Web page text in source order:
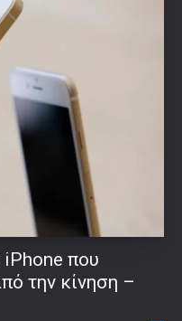
iPhone που
την κίνηση –